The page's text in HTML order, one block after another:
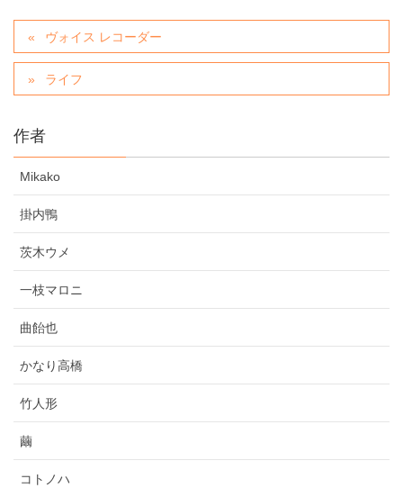
ヴォイス レコーダー
ライフ
作者
Mikako
掛内鴨
茨木ウメ
一枝マロニ
曲飴也
かなり高橋
竹人形
繭
コトノハ